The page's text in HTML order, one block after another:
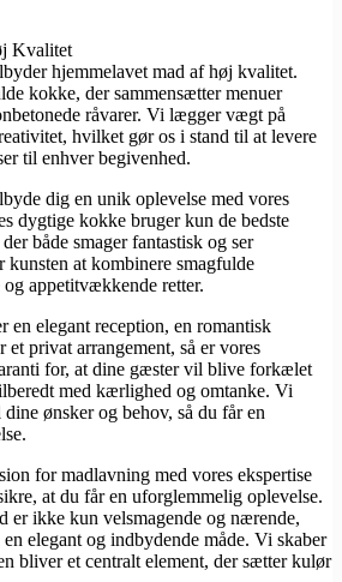
Kvalitet
hjemmelavet mad af høj kvalitet.
kokke, der sammensætter menuer
råvarer. Vi lægger vægt på
hvilket gør os i stand til at levere
til enhver begivenhed.
dig en unik oplevelse med vores
dygtige kokke bruger kun de bedste
både smager fantastisk og ser
kunsten at kombinere smagfulde
appetitvækkende retter.
en elegant reception, en romantisk
privat arrangement, så er vores
for, at dine gæster vil blive forkælet
med kærlighed og omtanke. Vi
ønsker og behov, så du får en
for madlavning med vores ekspertise
at du får en uforglemmelig oplevelse.
er ikke kun velsmagende og nærende,
elegant og indbydende måde. Vi skaber
bliver et centralt element, der sætter kulør